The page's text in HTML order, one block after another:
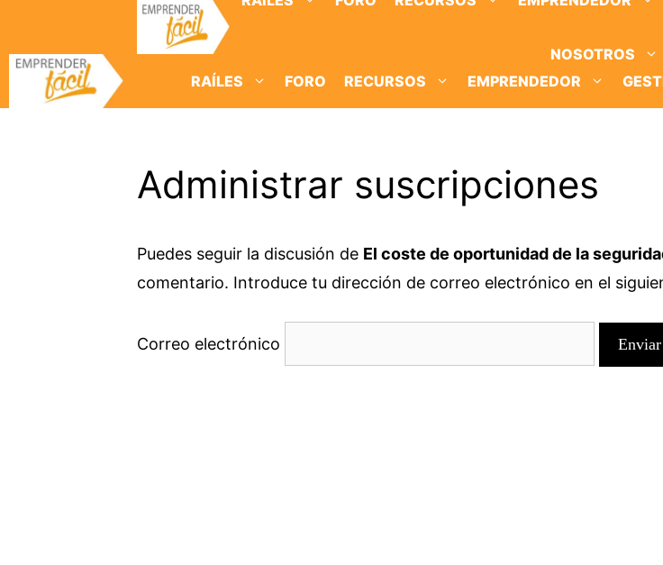
contenido
NOSOTROS
RAÍLES
FORO RECURSOS EMPRENDEDOR
Administrar suscripciones
Puedes seguir la discusión de El coste de oportunidad de la
comentario. Introduce tu dirección de correo electrónico en el
Correo electrónico